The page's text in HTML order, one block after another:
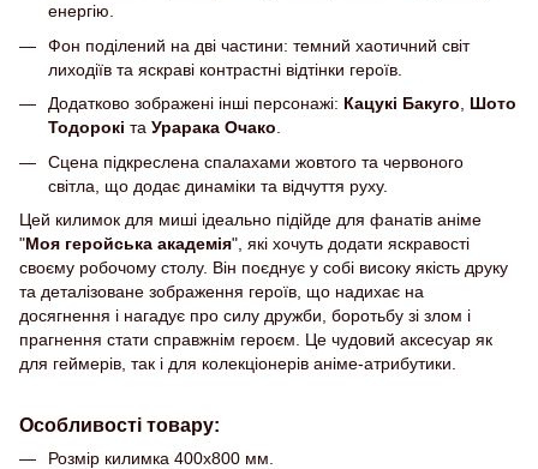
енергію.
Фон поділений на дві частини: темний хаотичний світ
лиходіїв та яскраві контрастні відтінки героїв.
Додатково зображені інші персонажі: Кацукi Бакуго
Шото
Тодорокі та Урарака Очако
Сцена підкреслена спалахами жовтого та червоного
світла, що додає динаміки та відчуття руху.
Цей килимок для миші ідеально підійде для фанатів аніме
"Моя геройська академія", які хочуть додати яскравості
своєму робочому столу. Він поєднує у собі високу якість друку
та деталізоване зображення героїв, що надихає на
досягнення і нагадує про силу дружби, боротьбу зі злом і
прагнення стати справжнім героєм. Це чудовий аксесуар як
для геймерів, так і для колекціонерів аніме-атрибутики.
Особливості товару:
Розмір килимка 400х800 мм.